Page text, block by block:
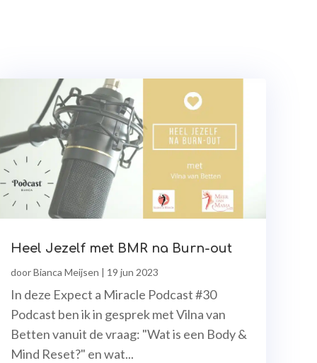
Heel Jezelf met BMR na Burn-out
doorBianca Meijsen | 19 jun 2023
In deze Expect a Miracle Podcast #30
Podcast ben ik in gesprek met Vilna van
Betten vanuit de vraag: "Wat is een Body &
Mind Reset?" en wat...